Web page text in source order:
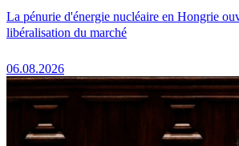
La pénurie d'énergie nucléaire en Hongrie
libéralisation du marché
06.08.2026